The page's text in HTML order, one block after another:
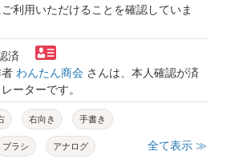
利用いただけることを確認していま
済
わんたん商会 さんは、本人確認が済
ーターです。
右向き 手書き
ブラシ アナログ 全て表示 ≫